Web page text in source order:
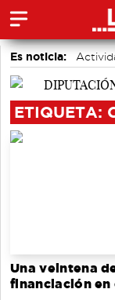
Es noticia:
accidentes
ETIQUETA:
Una veintena
financiación en